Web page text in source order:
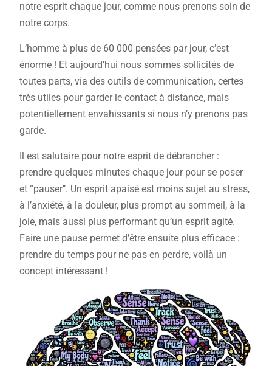
notre esprit chaque jour, comme nous prenons soin de
notre corps.
L’homme à plus de 60 000 pensées par jour, c’est
énorme ! Et aujourd’hui nous sommes sollicités de
toutes parts, via des outils de communication, certes
très utiles pour garder le contact à distance, mais
potentiellement envahissants si nous n’y prenons pas
garde.
Il est salutaire pour notre esprit de débrancher :
prendre quelques minutes chaque jour pour se poser
et “pauser’’. Un esprit apaisé est moins sujet au stress,
à l’anxiété, à la douleur, plus prompt au sommeil, à la
joie, mais aussi plus performant qu’un esprit agité.
Faire une pause permet d’être ensuite plus efficace :
prendre du temps pour ne pas en perdre, voilà un
concept intéressant !